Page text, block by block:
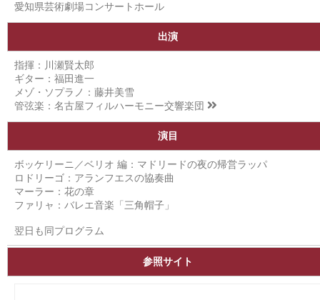
愛知県芸術劇場コンサートホール
出演
指揮：川瀬賢太郎
ギター：福田進一
メゾ・ソプラノ：藤井美雪
管弦楽： 名古屋フィルハーモニー交響楽団
演目
ボッケリーニ／ベリオ 編：マドリードの夜の帰営ラッパ
ロドリーゴ：アランフエスの協奏曲
マーラー：花の章
ファリャ：バレエ音楽「三角帽子」
翌日も同プログラム
参照サイト